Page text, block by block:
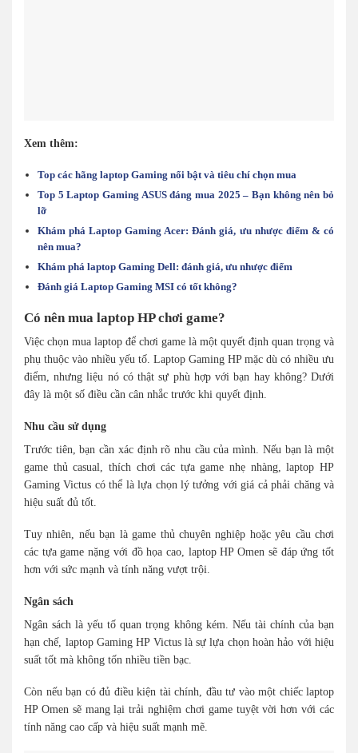
Xem thêm:
Top các hãng laptop Gaming nổi bật và tiêu chí chọn mua
Top 5 Laptop Gaming ASUS đáng mua 2025 – Bạn không nên bỏ
lỡ
Khám phá Laptop Gaming Acer: Đánh giá, ưu nhược điểm & có
nên mua?
Khám phá laptop Gaming Dell: đánh giá, ưu nhược điểm
Đánh giá Laptop Gaming MSI có tốt không?
Có nên mua laptop HP chơi game?
Việc chọn mua laptop để chơi game là một quyết định quan trọng và
phụ thuộc vào nhiều yếu tố. Laptop Gaming HP mặc dù có nhiều ưu
điểm, nhưng liệu nó có thật sự phù hợp với bạn hay không? Dưới
đây là một số điều cần cân nhắc trước khi quyết định.
Nhu cầu sử dụng
Trước tiên, bạn cần xác định rõ nhu cầu của mình. Nếu bạn là một
game thủ casual, thích chơi các tựa game nhẹ nhàng, laptop HP
Gaming Victus có thể là lựa chọn lý tưởng với giá cả phải chăng và
hiệu suất đủ tốt.
Tuy nhiên, nếu bạn là game thủ chuyên nghiệp hoặc yêu cầu chơi
các tựa game nặng với đồ họa cao, laptop HP Omen sẽ đáp ứng tốt
hơn với sức mạnh và tính năng vượt trội.
Ngân sách
Ngân sách là yếu tố quan trọng không kém. Nếu tài chính của bạn
hạn chế, laptop Gaming HP Victus là sự lựa chọn hoàn hảo với hiệu
suất tốt mà không tốn nhiều tiền bạc.
Còn nếu bạn có đủ điều kiện tài chính, đầu tư vào một chiếc laptop
HP Omen sẽ mang lại trải nghiệm chơi game tuyệt vời hơn với các
tính năng cao cấp và hiệu suất mạnh mẽ.